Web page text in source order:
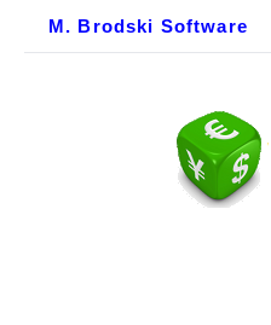
M. Brodski Software